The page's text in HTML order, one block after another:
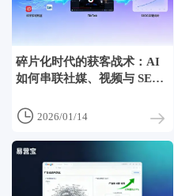
碎片化时代的获客战术：AI
如何串联社媒、视频与 SEO
 2026/01/14